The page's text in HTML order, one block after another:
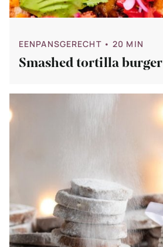
EENPANSGERECHT • 20 MIN
Smashed tortilla burger
Mexicaanse
boda